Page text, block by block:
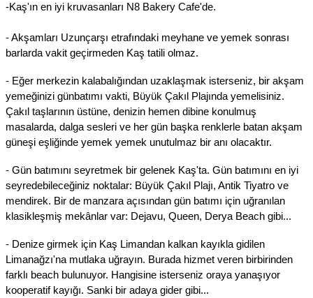
-Kaş'ın en iyi kruvasanları N8 Bakery Cafe'de.
- Akşamları Uzunçarşı etrafındaki meyhane ve yemek sonrası
barlarda vakit geçirmeden Kaş tatili olmaz.
- Eğer merkezin kalabalığından uzaklaşmak isterseniz, bir akşam
yemeğinizi günbatımı vakti, Büyük Çakıl Plajında yemelisiniz.
Çakıl taşlarının üstüne, denizin hemen dibine konulmuş
masalarda, dalga sesleri ve her gün başka renklerle batan akşam
güneşi eşliğinde yemek yemek unutulmaz bir anı olacaktır.
- Gün batımını seyretmek bir gelenek Kaş'ta. Gün batımını en iyi
seyredebileceğiniz noktalar: Büyük Çakıl Plajı, Antik Tiyatro ve
mendirek. Bir de manzara açısından gün batımı için uğranılan
klasikleşmiş mekânlar var: Dejavu, Queen, Derya Beach gibi...
- Denize girmek için Kaş Limandan kalkan kayıkla gidilen
Limanağzı'na mutlaka uğrayın. Burada hizmet veren birbirinden
farklı beach bulunuyor. Hangisine isterseniz oraya yanaşıyor
kooperatif kayığı. Sanki bir adaya gider gibi...